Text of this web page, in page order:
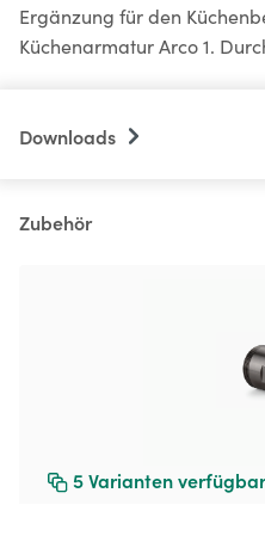
Ergänzung für den
Küchenarmatur Arco 1.
Downloads
Zubehör
5 Varianten verfügbar